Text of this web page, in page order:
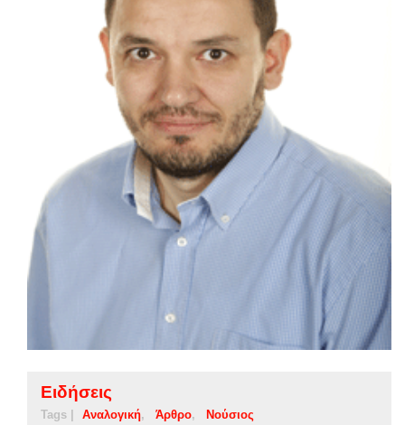
Ειδήσεις
Tags | Αναλογική Άρθρο Νούσιος